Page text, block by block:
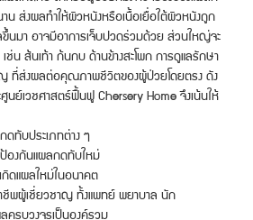
าน ส่งผลทำให้ผิวหนังหรือเนื้อเยื่อใต้ผิวหนังถูก
ขึ้นมา อาจมีอาการเจ็บปวดร่วมด้วย ส่วนใหญ่จะ
ช่น ส้นเท้า ก้นกบ ด้านข้างสะโพก การดูแลรักษา
ญ ที่ส่งผลต่อคุณภาพชีวิตของผู้ป่วยโดยตรง ดัง
นย์เวชศาสตร์ฟื้นฟู Chersery Home จึงเน้นให้
ดทับประเภทต่าง ๆ
ป้องกันแผลกดทับใหม่
กิดแผลใหม่ในอนาคต
ชีพผู้เชี่ยวชาญ ทั้งแพทย์ พยาบาล นัก
ครบวงจรเป็นองค์รวม